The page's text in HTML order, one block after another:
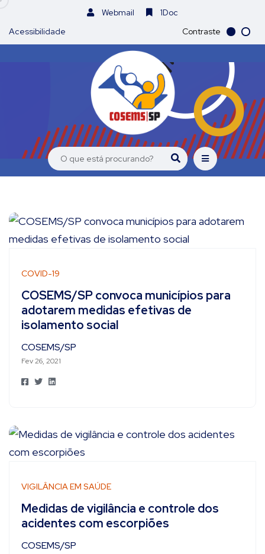
Webmail
1Doc
Acessibilidade
Contraste
COVID-19
COSEMS/SP convoca municípios para
adotarem medidas efetivas de
isolamento social
COSEMS/SP
Fev 26, 2021
VIGILÂNCIA EM SAÚDE
Medidas de vigilância e controle dos
acidentes com escorpiões
COSEMS/SP